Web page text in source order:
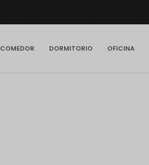
COMEDOR DORMITORIO OFICINA